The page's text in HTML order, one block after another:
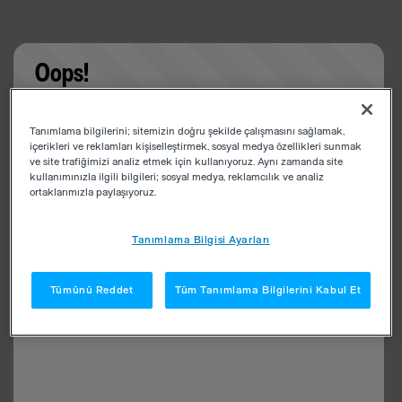
Oops!
app
Tanımlama bilgilerini; sitemizin doğru şekilde çalışmasını sağlamak,
içerikleri ve reklamları kişiselleştirmek, sosyal medya özellikleri sunmak
ve site trafiğimizi analiz etmek için kullanıyoruz. Aynı zamanda site
kullanımınızla ilgili bilgileri; sosyal medya, reklamcılık ve analiz
ortaklarımızla paylaşıyoruz.
Tanımlama Bilgisi Ayarları
Tümünü Reddet Tüm Tanımlama Bilgilerini Kabul Et